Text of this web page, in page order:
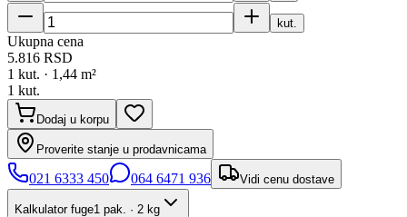
kut.
Ukupna cena
5.816 RSD
1 kut. · 1,44 m²
1 kut.
Dodaj u korpu
Proverite stanje u prodavnicama
021 6333 450 064 6471 936 Vidi cenu dostave
Kalkulator fuge1 pak. · 2 kg